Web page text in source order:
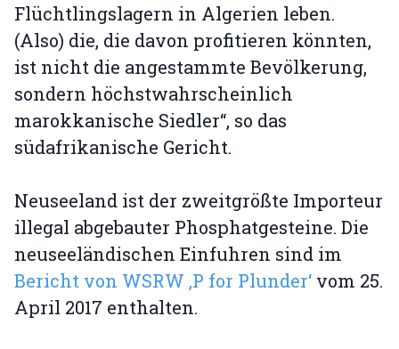
Flüchtlingslagern in Algerien leben.
(Also) die, die davon profitieren könnten,
ist nicht die angestammte Bevölkerung,
sondern höchstwahrscheinlich
marokkanische Siedler“, so das
südafrikanische Gericht.
Neuseeland ist der zweitgrößte Importeur
illegal abgebauter Phosphatgesteine. Die
neuseeländischen Einfuhren sind im
Bericht von WSRW ‚P for Plunder‘ vom 25.
April 2017 enthalten.